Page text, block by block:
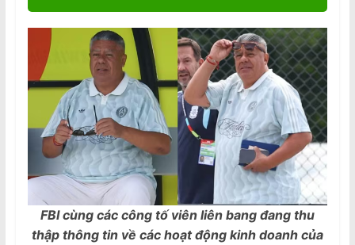
FBI cùng các công tố viên liên bang đang thu
thập thông tin về các hoạt động kinh doanh của